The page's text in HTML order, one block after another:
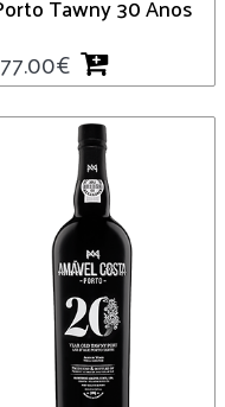
77.00€